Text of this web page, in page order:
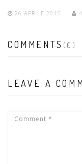
26 APRILE 2015
COMMENTS (0)
LEAVE A